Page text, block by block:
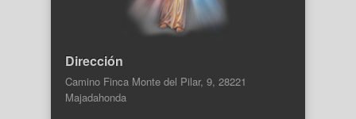
Dirección
Camino Finca Monte del Pilar, 9, 28221
Majadahonda